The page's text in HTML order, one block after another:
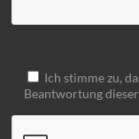
Ich stimme zu,
Beantwortung